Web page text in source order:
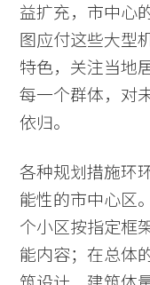
益扩充，市中心
图应付这些大型
特色，关注当地
每一个群体，对
依归。
各种规划措施环
能性的市中心区
个小区按指定框
能内容；在总体